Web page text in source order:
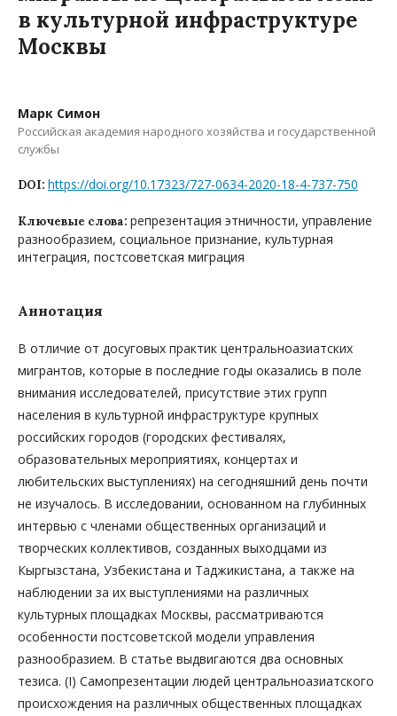
в культурной инфраструктуре
Москвы
Марк Симон
Российская академия народного хозяйства и государственной
службы
DOI: https://doi.org/10.17323/727-0634-2020-18-4-737-750
Ключевые слова: репрезентация этничности, управление
разнообразием, социальное признание, культурная
интеграция, постсоветская миграция
Аннотация
В отличие от досуговых практик центральноазиатских
мигрантов, которые в последние годы оказались в поле
внимания исследователей, присутствие этих групп
населения в культурной инфраструктуре крупных
российских городов (городских фестивалях,
образовательных мероприятиях, концертах и
любительских выступлениях) на сегодняшний день почти
не изучалось. В исследовании, основанном на глубинных
интервью с членами общественных организаций и
творческих коллективов, созданных выходцами из
Кыргызстана, Узбекистана и Таджикистана, а также на
наблюдении за их выступлениями на различных
культурных площадках Москвы, рассматриваются
особенности постсоветской модели управления
разнообразием. В статье выдвигаются два основных
тезиса. (I) Самопрезентации людей центральноазиатского
происхождения на различных общественных площадках